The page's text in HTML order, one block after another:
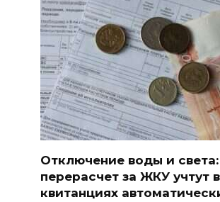
Отключение воды и света:
перерасчет за ЖКУ учтут в
квитанциях